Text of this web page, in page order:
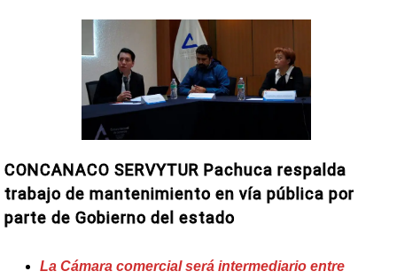
CONCANACO SERVYTUR Pachuca respalda
trabajo de mantenimiento en vía pública por
parte de Gobierno del estado
La Cámara comercial será intermediario entre